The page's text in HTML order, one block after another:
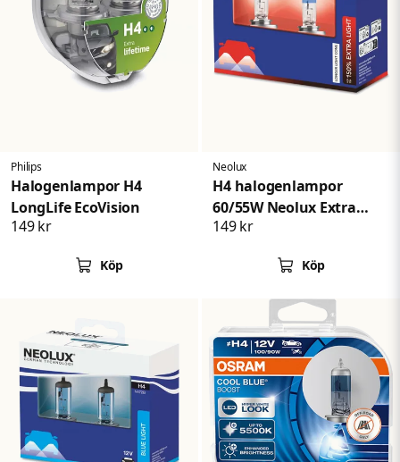
Philips
Halogenlampor H4
LongLife EcoVision
149 kr
Köp
Neolux
H4 halogenlampor
60/55W Neolux Extra
Light +150%
149 kr
Köp